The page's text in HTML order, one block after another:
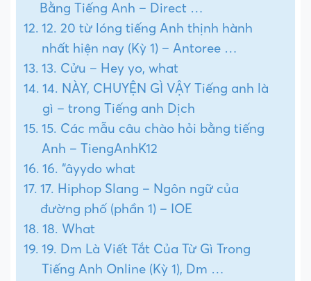
Bằng Tiếng Anh – Direct …
12. 20 từ lóng tiếng Anh thịnh hành
nhất hiện nay (Kỳ 1) – Antoree …
13. Cửu – Hey yo, what
14. NÀY, CHUYỆN GÌ VẬY Tiếng anh là
gì – trong Tiếng anh Dịch
15. Các mẫu câu chào hỏi bằng tiếng
Anh – TiengAnhK12
16. “âyydo what
17. Hiphop Slang – Ngôn ngữ của
đường phố (phần 1) – IOE
18. What
19. Dm Là Viết Tắt Của Từ Gì Trong
Tiếng Anh Online (Kỳ 1), Dm …